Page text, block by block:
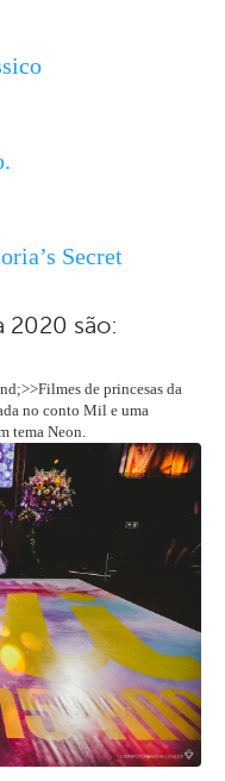
Secret
2020 são:
de princesas da
no conto Mil e uma
tema Neon.